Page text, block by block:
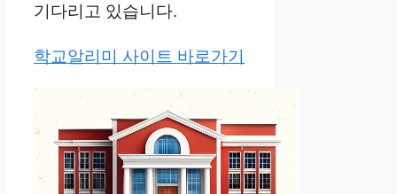
기다리고 있습니다.
학교알리미 사이트 바로가기